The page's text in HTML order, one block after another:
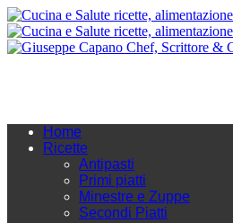
Home
Ricette
Antipasti
Primi piatti
Minestre e Zuppe
Secondi Piatti